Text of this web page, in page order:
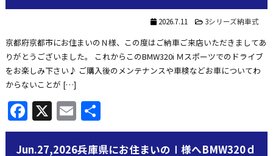
2026.7.11 3シリーズ納車式
京都府京都市にお住まいのＮ様、この度はご納車ご来店いただきましてあ
りがとうございました。 これからこのBMW320i Ｍスポーツでのドライブ
をお楽しみ下さい♪ ご購入後のメンテナンスや車検などお車についてわ
からないことが […]
Facebook
X Email
共
有
Jun.27,2026兵庫県にお住まいのⅠ様へBMW320ｄ